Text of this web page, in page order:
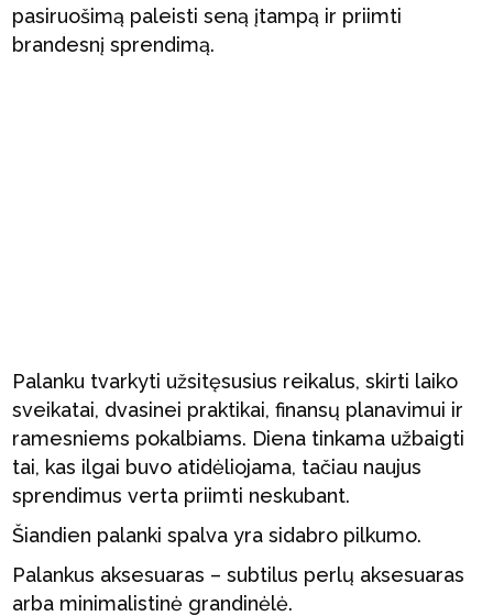
pasiruošimą paleisti seną įtampą ir priimti
brandesnį sprendimą.
Palanku tvarkyti užsitęsusius reikalus, skirti laiko
sveikatai, dvasinei praktikai, finansų planavimui ir
ramesniems pokalbiams. Diena tinkama užbaigti
tai, kas ilgai buvo atidėliojama, tačiau naujus
sprendimus verta priimti neskubant.
Šiandien palanki spalva yra sidabro pilkumo.
Palankus aksesuaras – subtilus perlų aksesuaras
arba minimalistinė grandinėlė.